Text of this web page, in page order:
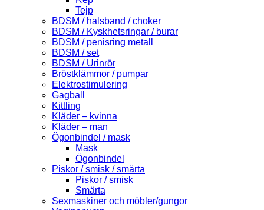
Tejp
BDSM / halsband / choker
BDSM / Kyskhetsringar / burar
BDSM / penisring metall
BDSM / set
BDSM / Urinrör
Bröstklämmor / pumpar
Elektrostimulering
Gagball
Kittling
Kläder – kvinna
Kläder – man
Ögonbindel / mask
Mask
Ögonbindel
Piskor / smisk / smärta
Piskor / smisk
Smärta
Sexmaskiner och möbler/gungor